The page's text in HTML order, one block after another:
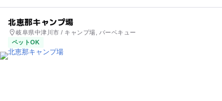
北恵那キャンプ場
岐阜県中津川市 / キャンプ場, バーベキュー
ペットOK